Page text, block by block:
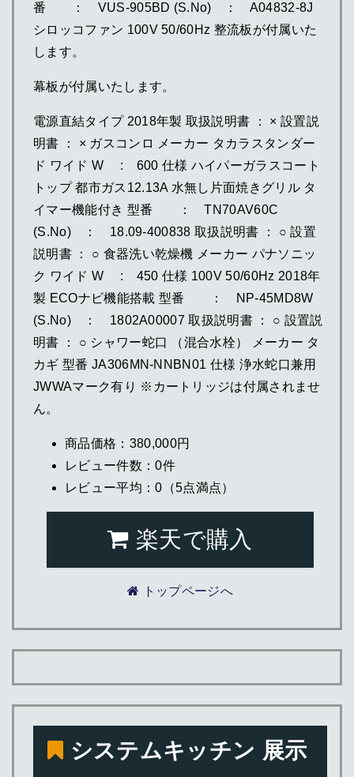
番 ： VUS-905BD (S.No) ： A04832-8J
シロッコファン 100V 50/60Hz 整流板が付属いた
します。
幕板が付属いたします。
電源直結タイプ 2018年製 取扱説明書 ： × 設置説
明書 ： × ガスコンロ メーカー タカラスタンダー
ド ワイド W : 600 仕様 ハイパーガラスコート
トップ 都市ガス12.13A 水無し片面焼きグリル タ
イマー機能付き 型番 ： TN70AV60C
(S.No) ： 18.09-400838 取扱説明書 ： ○ 設置
説明書 ： ○ 食器洗い乾燥機 メーカー パナソニッ
ク ワイド W : 450 仕様 100V 50/60Hz 2018年
製 ECOナビ機能搭載 型番 ： NP-45MD8W
(S.No) ： 1802A00007 取扱説明書 ： ○ 設置説
明書 ： ○ シャワー蛇口 （混合水栓） メーカー タ
カギ 型番 JA306MN-NNBN01 仕様 浄水蛇口兼用
JWWAマーク有り ※カートリッジは付属されませ
ん。
商品価格：380,000円
レビュー件数：0件
レビュー平均：0（5点満点）
楽天で購入
トップページへ
システムキッチン 展示